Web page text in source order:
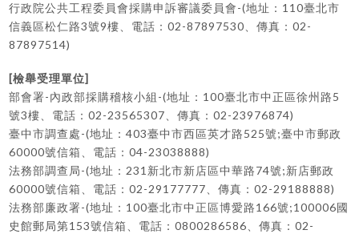
行政院公共工程委員會採購申訴審議委員會 -(地址： 110臺北市
信義區松仁路3號9樓、電話：02-87897530、傳真：02-
87897514)
[檢舉受理單位]
部會署- 內政部採購稽核小組 -(地址： 100臺北市中正區徐州路 5
號3樓、電話：02-23565307、傳真：02-23976874)
臺中市調查處 -(地址：403臺中市西區英才路 525號;臺中市郵政
60000號信箱、電話：04-23038888)
法務部調查局 -(地址：231 新北市新店區中華路 74號; 新店郵政
60000號信箱、電話：02-29177777、傳真：02-29188888)
法務部廉政署-(地址： 100臺北市中正區博愛路 166號;100006 國
史館郵局第153號信箱、電話：0800286586、傳真：02-